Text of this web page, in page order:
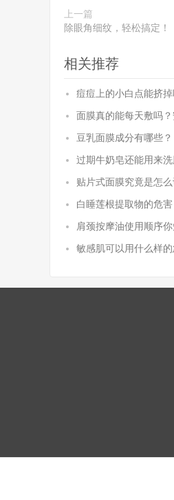
上一篇
除眼角细纹，轻松搞定！
相关推荐
痘痘上的小白点能挤掉
面膜真的能每天敷吗？
豆乳面膜成分有哪些？
过期牛奶皂还能用来洗
贴片式面膜究竟是怎
白睡莲根提取物的危害
肩颈按摩油使用顺序你
敏感肌可以用什么样